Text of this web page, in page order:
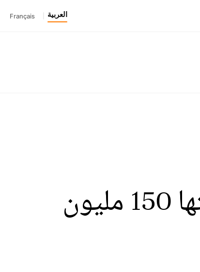
العربية Français
بسبب ريال مدريد .. دياز يختار هدية قيمتها 150 مليون